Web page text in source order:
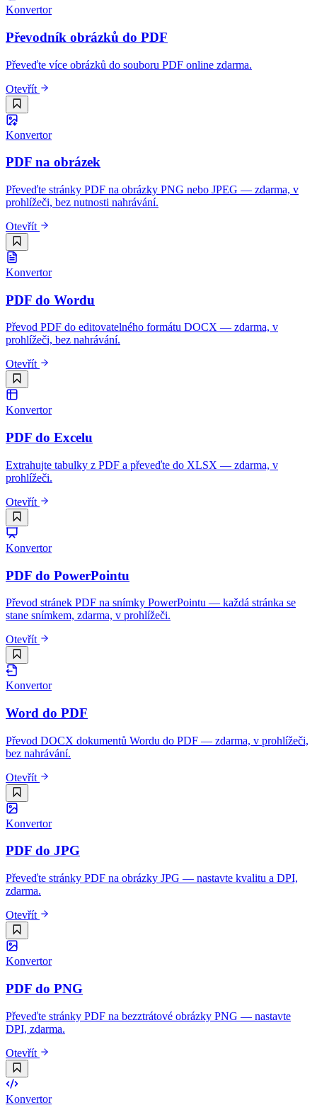
Konvertor
Převodník obrázků do PDF
Převeďte více obrázků do souboru PDF online zdarma.
Otevřít
Konvertor
PDF na obrázek
Převeďte stránky PDF na obrázky PNG nebo JPEG — zdarma, v
prohlížeči, bez nutnosti nahrávání.
Otevřít
Konvertor
PDF do Wordu
Převod PDF do editovatelného formátu DOCX — zdarma, v
prohlížeči, bez nahrávání.
Otevřít
Konvertor
PDF do Excelu
Extrahujte tabulky z PDF a převeďte do XLSX — zdarma, v
prohlížeči.
Otevřít
Konvertor
PDF do PowerPointu
Převod stránek PDF na snímky PowerPointu — každá stránka se
stane snímkem, zdarma, v prohlížeči.
Otevřít
Konvertor
Word do PDF
Převod DOCX dokumentů Wordu do PDF — zdarma, v prohlížeči,
bez nahrávání.
Otevřít
Konvertor
PDF do JPG
Převeďte stránky PDF na obrázky JPG — nastavte kvalitu a DPI,
zdarma.
Otevřít
Konvertor
PDF do PNG
Převeďte stránky PDF na bezztrátové obrázky PNG — nastavte
DPI, zdarma.
Otevřít
Konvertor